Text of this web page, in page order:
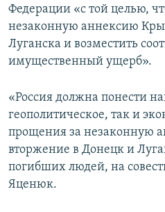
Федерации «с той целью,
незаконную аннексию
Луганска и возместить
имущественный ущерб».
«Россия должна понести
геополитическое, так и
прощения за незаконную
вторжение в Донецк и
погибших людей, на
Яценюк.